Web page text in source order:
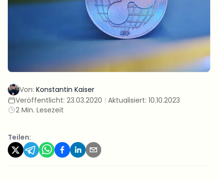
Von: Konstantin Kaiser
Veröffentlicht: 23.03.2020 | Aktualisiert: 10.10.2023
2 Min. Lesezeit
Teilen: